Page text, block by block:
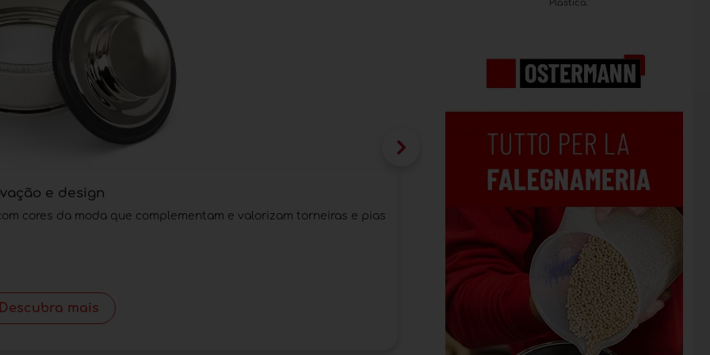
e design
cores da moda que complementam e valorizam torneiras e pias
mais
Dissipador de calor para alimentos
Um valioso aliado na gestão de resíduos
para cozinhas exteriores
Categoria: acessórios para pias
Data de publicação:
10/06/2024
Plastica.